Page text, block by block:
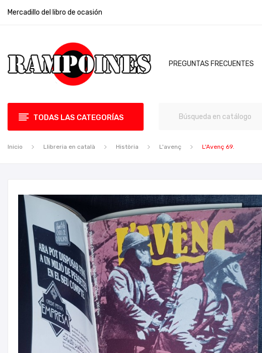
Mercadillo del libro de ocasión
PREGUNTAS FRECUENTES
TODAS LAS CATEGORÍAS
Inicio Llibreria en català Història L'avenç L'Avenç 69.